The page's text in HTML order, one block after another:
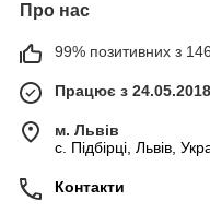
Про нас
99% позитивних з
Працює з 24.05.2018
м. Львів
c. Підбірці, Львів,
Контакти